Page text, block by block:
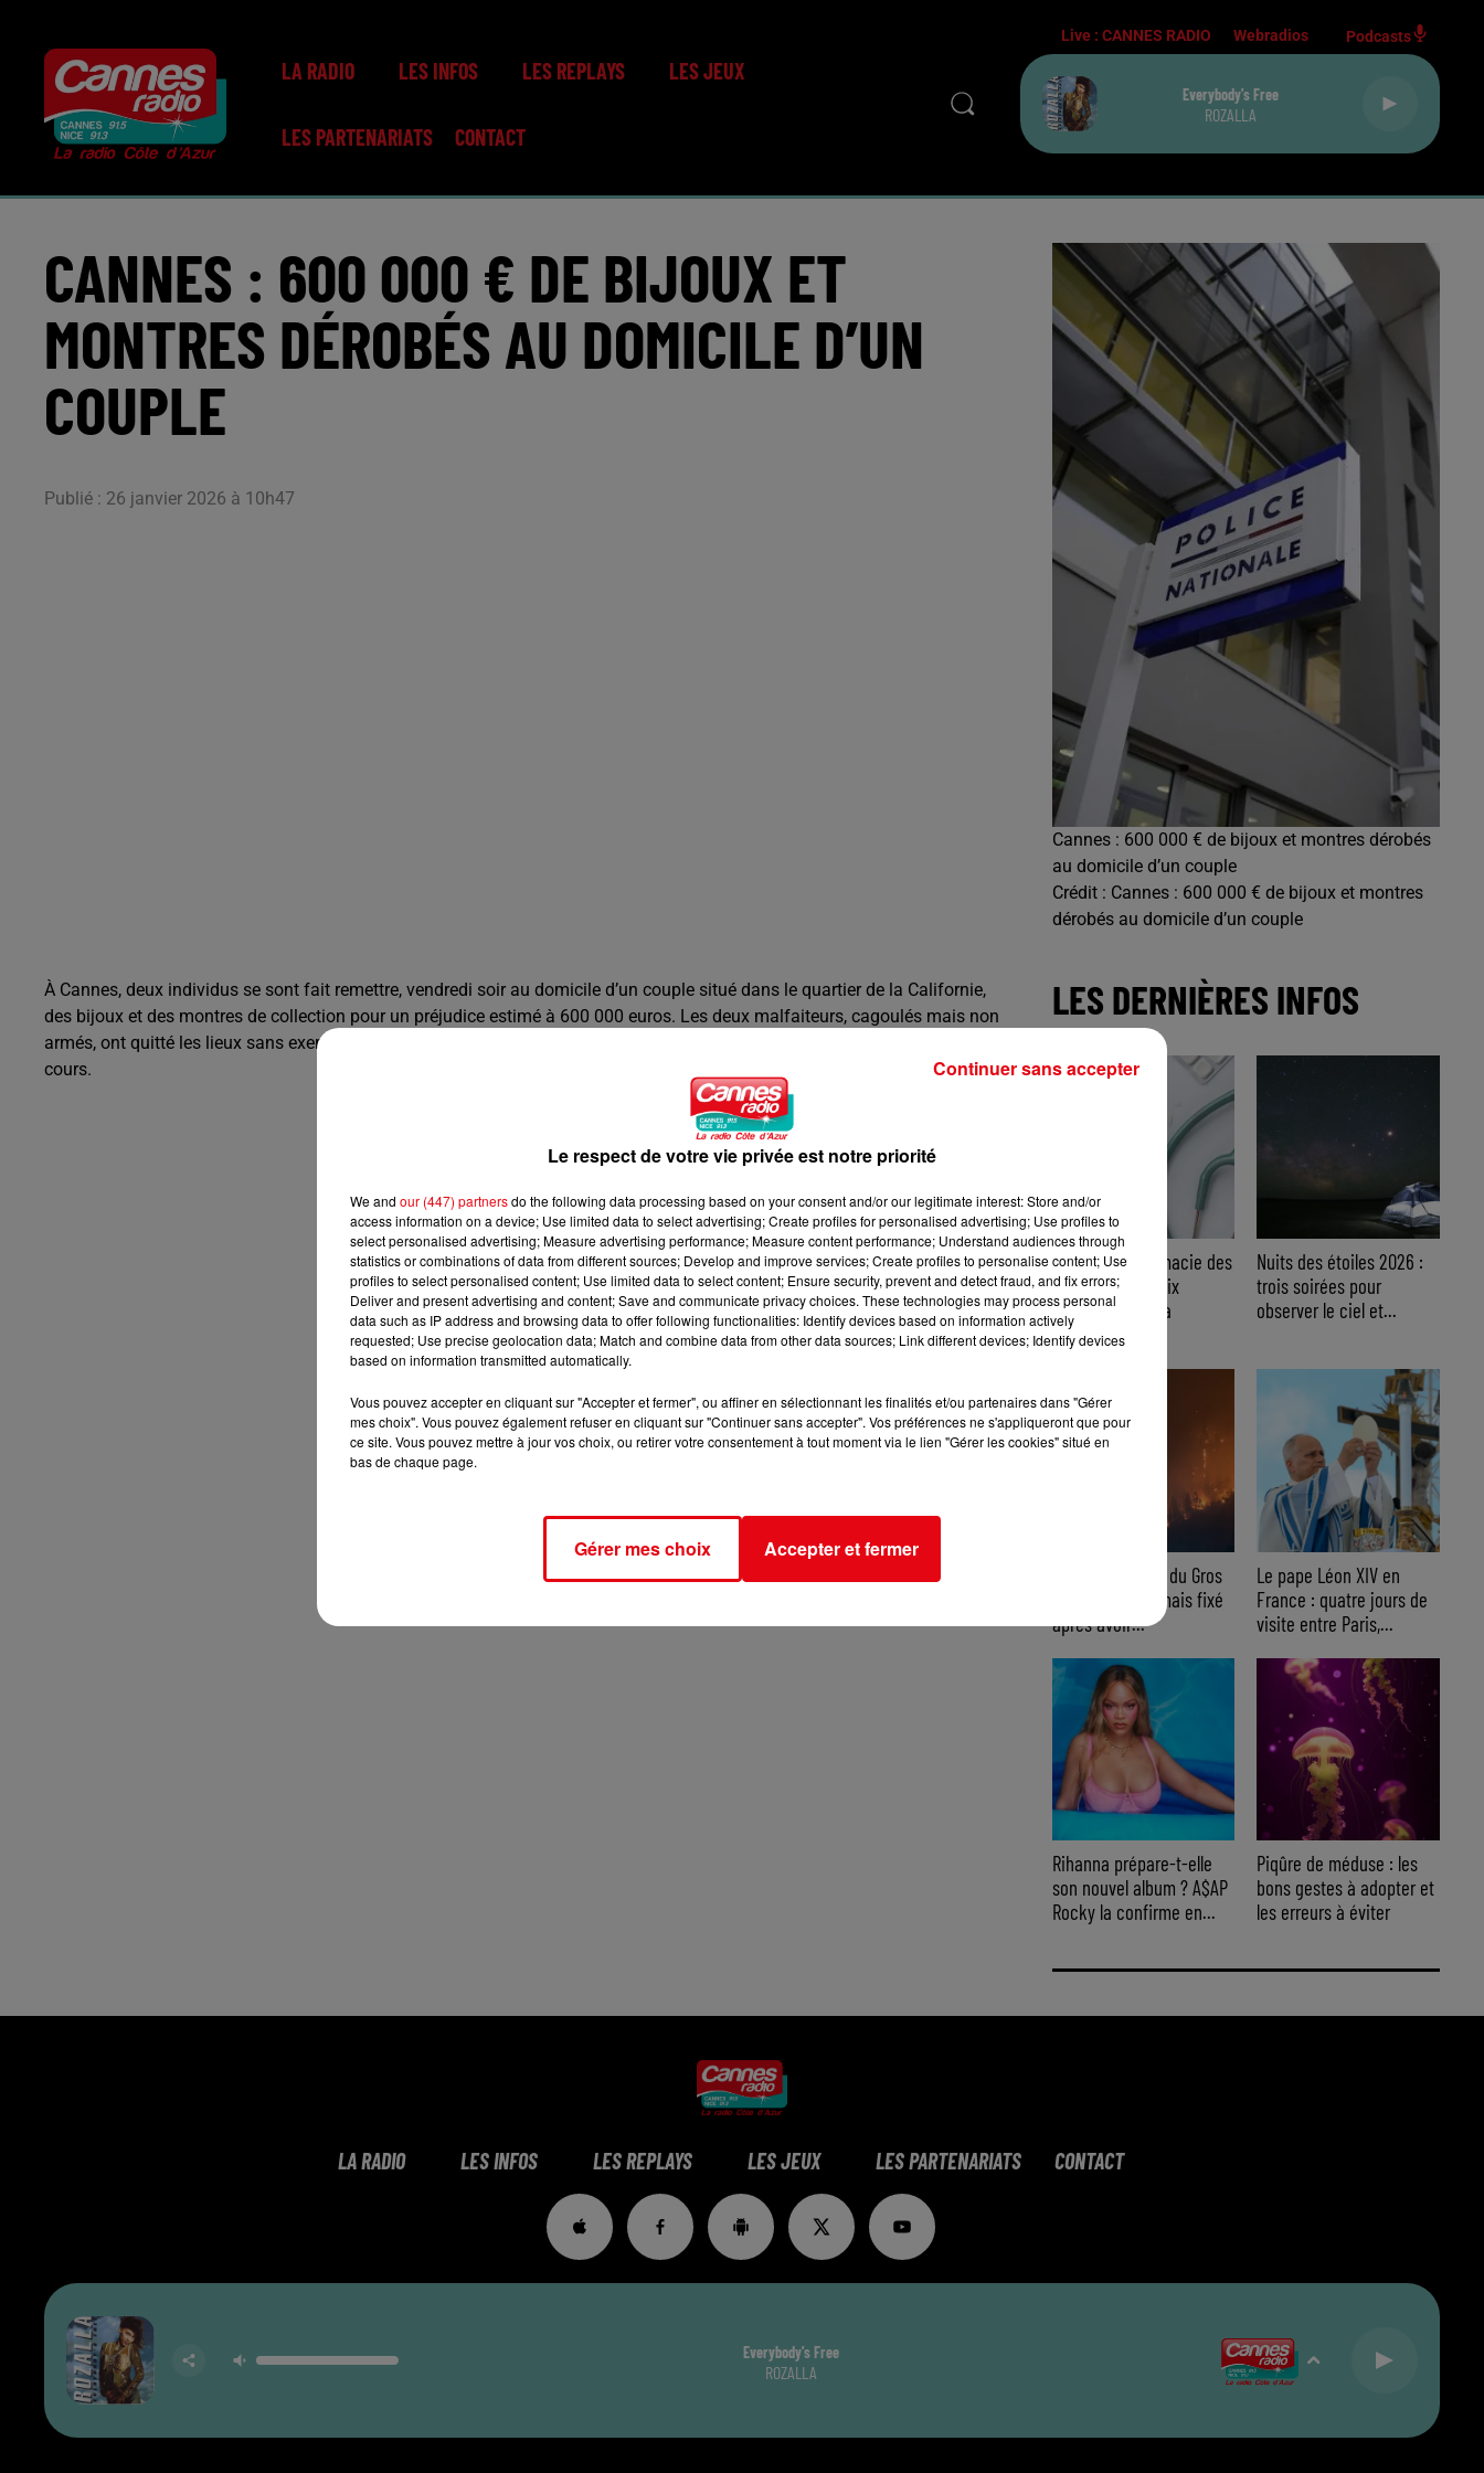
LA RADIO LES INFOS LES REPLAYS LES JEUX
LES PARTENARIATS CONTACT
Live :CANNES RADIO Webradios Podcasts
Le Lac
JULIEN DORE
CANNES : 600 000 € DE BIJOUX ET
MONTRES DÉROBÉS AU DOMICILE D’UN
COUPLE
Publié : 26 janvier 2026 à 10h47
Cannes : 600 000 € de bijoux et montres dérobés
au domicile d’un couple
Crédit : Cannes : 600 000 € de bijoux et montres
dérobés au domicile d’un couple
À Cannes, deux individus se sont fait remettre, vendredi soir au domicile d’un couple situé dans le quartier de la Californie,
des bijoux et des montres de collection pour un préjudice estimé à 600 000 euros. Les deux malfaiteurs, cagoulés mais non
armés, ont quitté les lieux sans exercer de violences physiques. Le couple, très choqué, a déposé plainte. Une enquête est en
cours.
LES DERNIÈRES INFOS
Trousse à pharmacie des
vacances : les dix
indispensables à
emporter
Nuits des étoiles 2026 :
trois soirées pour
observer le ciel et...
Var : L' incendie du Gros
Bessillon désormais fixé
après avoir...
Le pape Léon XIV en
France : quatre jours de
visite entre Paris,...
Rihanna prépare-t-elle
son nouvel album ? A$AP
Rocky la confirme en...
Piqûre de méduse : les
bons gestes à adopter et
les erreurs à éviter
LA RADIO LES INFOS LES REPLAYS LES JEUX LES PARTENARIATS CONTACT
Le Lac
JULIEN DORE
Le respect de votre vie privée est notre priorité
We and our (447) partnersdo the following data processing based on your consent and/or our legitimate interest: Store and/or
access information on a device; Use limited data to select advertising; Create profiles for personalised advertising; Use profiles to
select personalised advertising; Measure advertising performance; Measure content performance; Understand audiences through
statistics or combinations of data from different sources; Develop and improve services; Create profiles to personalise content; Use
profiles to select personalised content; Use limited data to select content; Ensure security, prevent and detect fraud, and fix errors;
Deliver and present advertising and content; Save and communicate privacy choices. These technologies may process personal
data such as IP address and browsing data to offer following functionalities: Identify devices based on information actively
requested; Use precise geolocation data; Match and combine data from other data sources; Link different devices; Identify devices
based on information transmitted automatically.
Vous pouvez accepter en cliquant sur "Accepter et fermer", ou affiner en sélectionnant les finalités et/ou partenaires dans "Gérer
mes choix". Vous pouvez également refuser en cliquant sur "Continuer sans accepter". Vos préférences ne s'appliqueront que pour
ce site. Vous pouvez mettre à jour vos choix, ou retirer votre consentement à tout moment via le lien "Gérer les cookies" situé en
bas de chaque page.
Gérer mes choix Accepter et fermer
Continuer sans accepter